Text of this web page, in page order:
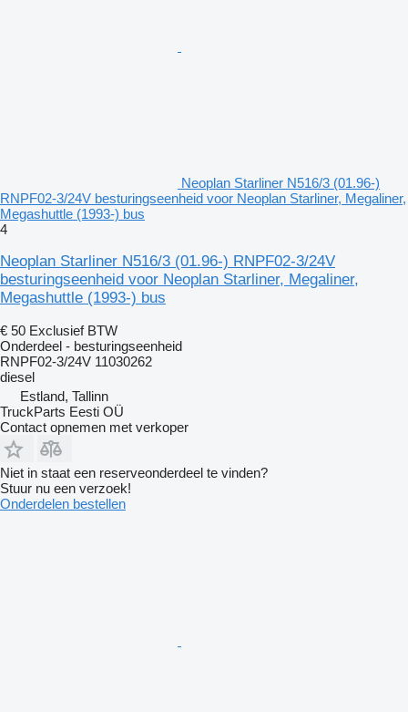
Neoplan Starliner N516/3 (01.96-)
RNPF02-3/24V besturingseenheid voor Neoplan Starliner, Megaliner,
Megashuttle (1993-) bus
4
Neoplan Starliner N516/3 (01.96-) RNPF02-3/24V
besturingseenheid voor Neoplan Starliner, Megaliner,
Megashuttle (1993-) bus
€ 50 Exclusief BTW
Onderdeel - besturingseenheid
RNPF02-3/24V 11030262
diesel
Estland, Tallinn
TruckParts Eesti OÜ
Contact opnemen met verkoper
Niet in staat een reserveonderdeel te vinden?
Stuur nu een verzoek!
Onderdelen bestellen